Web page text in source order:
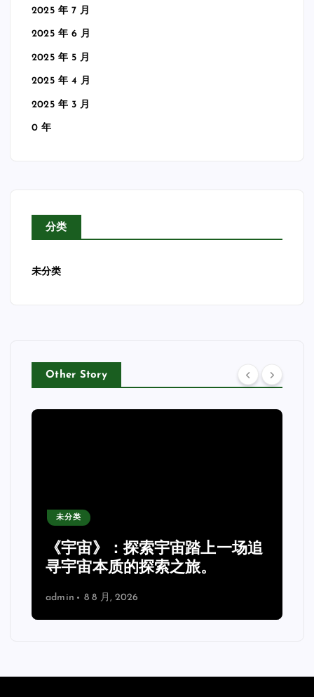
2025 年 7 月
2025 年 6 月
2025 年 5 月
2025 年 4 月
2025 年 3 月
0 年
分类
未分类
Other Story
未分类
《宇宙》：探索宇宙踏上一场追
寻宇宙本质的探索之旅。
admin 8 8 月, 2026